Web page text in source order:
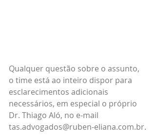
Qualquer questão sobre o assunto,
o time está ao inteiro dispor para
esclarecimentos adicionais
necessários, em especial o próprio
Dr. Thiago Aló, no e-mail
tas.advogados@ruben-eliana.com.br.